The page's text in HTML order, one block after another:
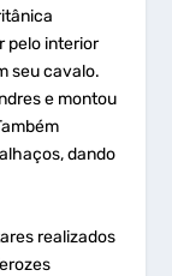
pelo interior
seu cavalo.
e montou
dando
realizados